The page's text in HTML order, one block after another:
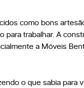
como bons
trabalhar. A
a Móveis
o que sabia para